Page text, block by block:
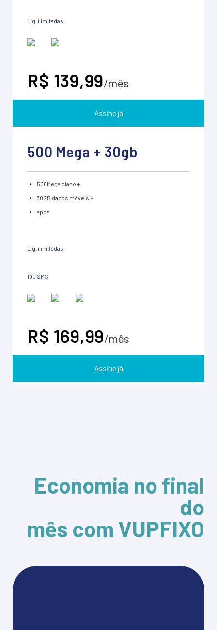
Lig. ilimitadas
R$ 139,99/mês
Assine já
500 Mega + 30gb
500Mega plano +
30GB dados móveis +
apps
Lig. ilimitadas
100 SMS
R$ 169,99/mês
Assine já
Economia no final
do
mês com VUPFIXO